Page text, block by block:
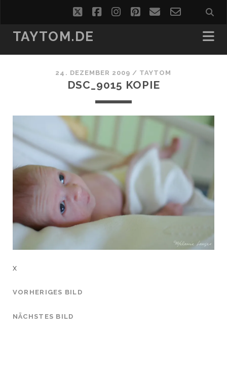
twitterfacebookinstagram
pinterest
emailemail-
form
TAYTOM.DE
24. DEZEMBER 2009 / TAYTOM
DSC_9015 KOPIE
x
VORHERIGES BILD
NÄCHSTES BILD